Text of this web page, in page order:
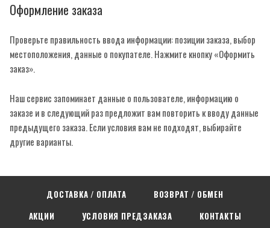
Оформление заказа
Проверьте правильность ввода информации: позиции заказа, выбор
местоположения, данные о покупателе. Нажмите кнопку «Оформить
заказ».
Наш сервис запоминает данные о пользователе, информацию о
заказе и в следующий раз предложит вам повторить к вводу данные
предыдущего заказа. Если условия вам не подходят, выбирайте
другие варианты.
ДОСТАВКА / ОПЛАТА
ВОЗВРАТ / ОБМЕН
АКЦИИ
УСЛОВИЯ ПРЕДЗАКАЗА КОНТАКТЫ